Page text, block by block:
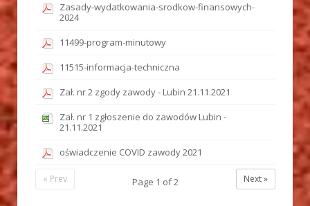
Zasady-wydatkowania-srodkow-finansowych-
2024
11499-program-minutowy
11515-informacja-techniczna
Zał. nr 2 zgody zawody - Lubin 21.11.2021
Zał. nr 1 zgłoszenie do zawodów Lubin -
21.11.2021
oświadczenie COVID zawody 2021
Next »
Page 1 of2
« Prev